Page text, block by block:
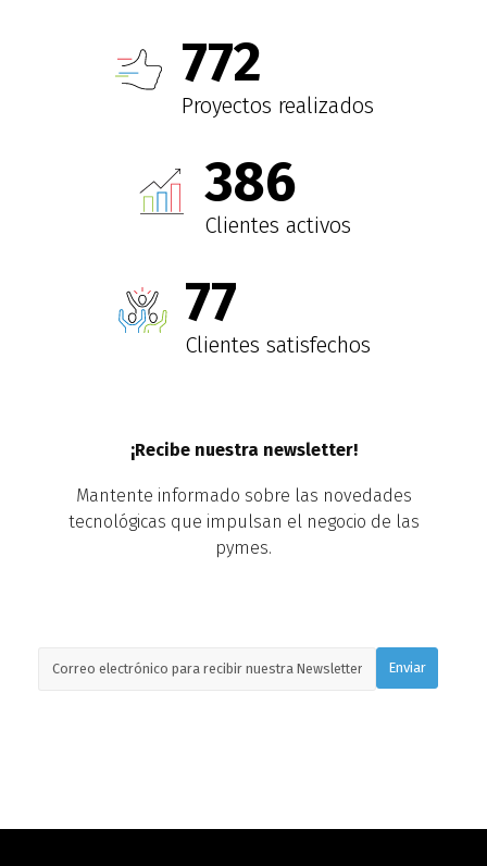
1,000
Proyectos realizados
500
Clientes activos
100
Clientes satisfechos
¡Recibe nuestra newsletter!
Mantente informado sobre las novedades
tecnológicas que impulsan el negocio de las
pymes.